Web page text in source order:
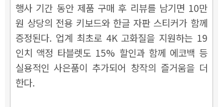
행사 기간 동안 제품 구매 후 리뷰를 남기면 10만
원 상당의 전용 키보드와 한글 자판 스티커가 함께
증정된다. 업계 최초로 4K 고화질을 지원하는 19
인치 액정 타블렛도 15% 할인과 함께 에코백 등
실용적인 사은품이 추가되어 창작의 즐거움을 더
한다.